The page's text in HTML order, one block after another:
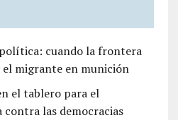
cuando la frontera
el migrante en munición
el tablero para el
las democracias